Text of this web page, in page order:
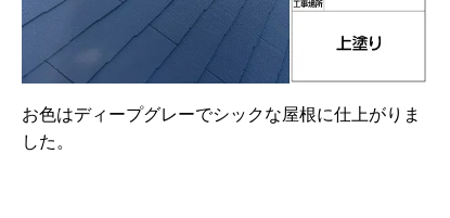
お色はディープグレーでシックな屋根に仕上がりま
した。